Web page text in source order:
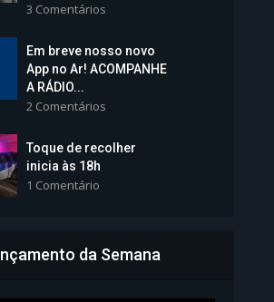
Prefeita Sheila Lemos
posse nesta...
1.101 Modos de exibição
inicia emissão da
3 Comentários
Em breve nosso novo
App no Ar! ACOMPANHE
A RÁDIO...
2 Comentários
Toque de recolher
inicia às 18h
1 Comentário
da Semana